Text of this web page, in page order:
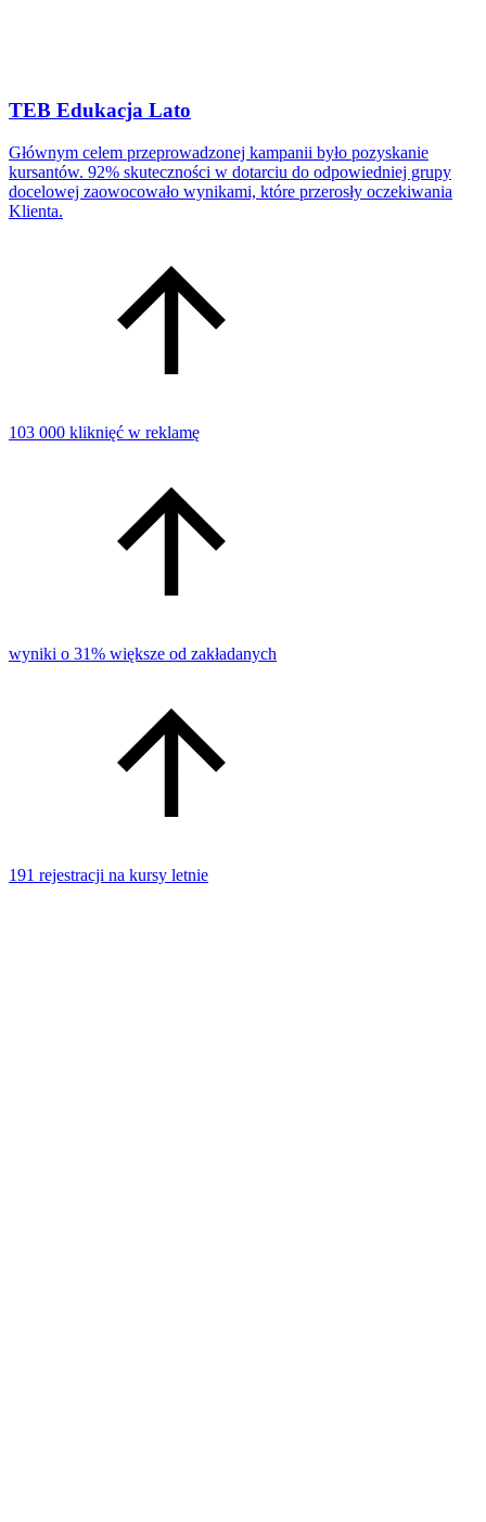
TEB Edukacja Lato
Głównym celem przeprowadzonej kampanii było pozyskanie
kursantów. 92% skuteczności w dotarciu do odpowiedniej grupy
docelowej zaowocowało wynikami, które przerosły oczekiwania
Klienta.
103 000 kliknięć w reklamę
wyniki o 31% większe od zakładanych
191 rejestracji na kursy letnie